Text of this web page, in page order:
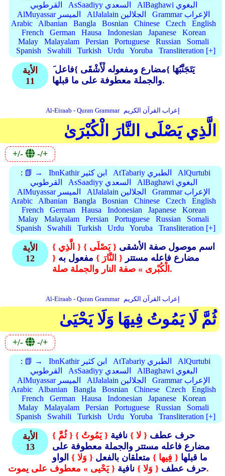
القرطوبي
AsSaadiyy السعدي
AlBaghawi البغوي
AlMuyassar الميسر
AlJalalain الجلالين
Grammar الإعراب
Arabic
Albanian Bangla Bosnian Chinese Czech
English
French
German Hausa Indonesian Japanese
Korean
Malay
Malayalam Persian Portuguese Russian
Somali
Spanish
Swahili Turkish Urdu Yoruba Transliteration [+]
الأية
11
َ يَتَجَنَّبُهَا }مضارع ومفعوله لْأَشْقَى }فاعل
والجملة معطوفة على ما قبلها.
Al-Eiraab - Quran Grammar إعراب القرآن الكريم
الَّذِي يَصْلَى النَّارَ الْكُبْرَىٰ
+/- -/+
: 📗 → IbnKathir ابن كثير AtTabariy الطبري
AlQurtubi
القرطوبي
AsSaadiyy السعدي
AlBaghawi البغوي
AlMuyassar الميسر
AlJalalain الجلالين
Grammar الإعراب
Arabic
Albanian Bangla Bosnian Chinese Czech
English
French
German Hausa Indonesian Japanese
Korean
Malay
Malayalam Persian Portuguese Russian
Somali
Spanish
Swahili Turkish Urdu Yoruba Transliteration [+]
الأية
12
{ الَّذِي } اسم موصول صفة الأشقى { يَصْلَى }
مضارع فاعله مستتر { النَّارَ } مفعول به {
الْكُبْرى » صفة النار والجملة صلة.
Al-Eiraab - Quran Grammar إعراب القرآن الكريم
ثُمَّ لَا يَمُوتُ فِيهَا وَلَا يَحْيَىٰ
+/- -/+
: 📗 → IbnKathir ابن كثير AtTabariy الطبري
AlQurtubi
القرطوبي
AsSaadiyy السعدي
AlBaghawi البغوي
AlMuyassar الميسر
AlJalalain الجلالين
Grammar الإعراب
Arabic
Albanian Bangla Bosnian Chinese Czech
English
French
German Hausa Indonesian Japanese
Korean
Malay
Malayalam Persian Portuguese Russian
Somali
Spanish
Swahili Turkish Urdu Yoruba Transliteration [+]
الأية
13
{ ثُمَّ } حرف عطف { لا } نافية { يَمُوتُ }
مضارع فاعله مستتر والجملة معطوفة على
ما قبلها { فِيها } متعلقان بالفعل { وَلا } الواو
حرف عطف { وَلا } نافية { يَحْيى » معطوف على يموت.